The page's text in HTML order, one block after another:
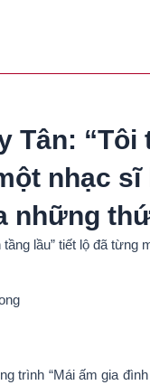
Tân:
nhạc sĩ
những
tầng lầu” tiết lộ đã từng
trình “Mái ấm gia